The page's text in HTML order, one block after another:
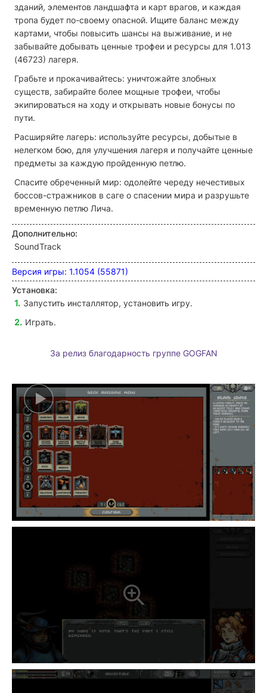
зданий, элементов ландшафта и карт врагов, и каждая
тропа будет по-своему опасной. Ищите баланс между
картами, чтобы повысить шансы на выживание, и не
забывайте добывать ценные трофеи и ресурсы для 1.013
(46723) лагеря.
Грабьте и прокачивайтесь: уничтожайте злобных
существ, забирайте более мощные трофеи, чтобы
экипироваться на ходу и открывать новые бонусы по
пути.
Расширяйте лагерь: используйте ресурсы, добытые в
нелегком бою, для улучшения лагеря и получайте ценные
предметы за каждую пройденную петлю.
Спасите обреченный мир: одолейте череду нечестивых
боссов-стражников в саге о спасении мира и разрушьте
временную петлю Лича.
Дополнительно:
SoundTrack
Версия игры: 1.1054 (55871)
Установка:
Запустить инсталлятор, установить игру.
Играть.
За релиз благодарность группе GOGFAN